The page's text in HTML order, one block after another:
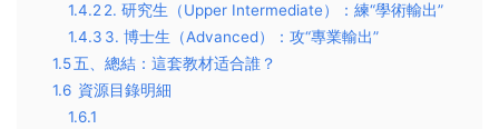
1.4.2 ​2. 研究生（Upper Intermediate）：練“學術輸出”​​
1.4.3 ​3. 博士生（Advanced）：攻“專業輸出”​​
1.5​五、總結：這套教材适合誰？​​
1.6 資源目錄明細
1.6.1